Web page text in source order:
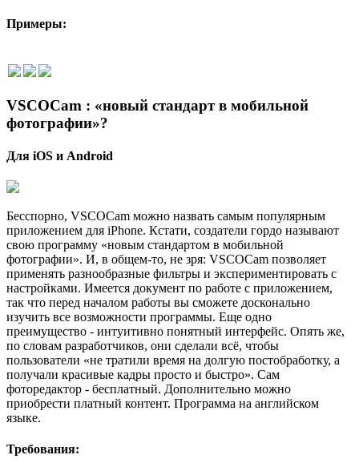
Примеры:
VSCOCam : «новый стандарт в мобильной
фотографии»?
Для iOS и Android
Бесспорно, VSCOCam можно назвать самым популярным
приложением для iPhone. Кстати, создатели гордо называют
свою программу «новым стандартом в мобильной
фотографии». И, в общем-то, не зря: VSCOCam позволяет
применять разнообразные фильтры и экспериментировать с
настройками. Имеется документ по работе с приложением,
так что перед началом работы вы сможете досконально
изучить все возможности программы. Еще одно
преимущество - интуитивно понятный интерфейс. Опять же,
по словам разработчиков, они сделали всё, чтобы
пользователи «не тратили время на долгую постобработку, а
получали красивые кадры просто и быстро». Сам
фоторедактор - бесплатный. Дополнительно можно
приобрести платный контент. Программа на английском
языке.
Требования: